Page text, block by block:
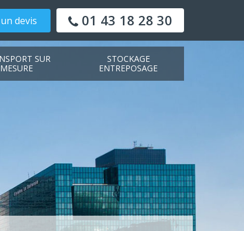
devis 01 43 18 28 30
SUR
MESURE
STOCKAGE
ENTREPOSAGE